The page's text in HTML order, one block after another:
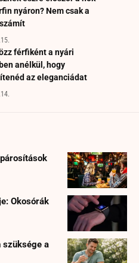
nyáron? Nem csak a
férfiként a nyári
anélkül, hogy
az eleganciádat
Okosórák
szüksége a